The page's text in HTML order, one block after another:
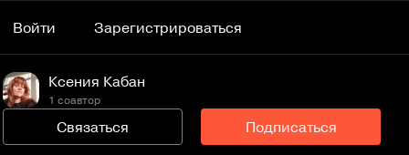
Войти Зарегистрироваться
Ксения Кабан
1 соавтор
Связаться Подписаться